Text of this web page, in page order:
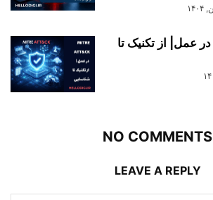
MITRE ATT&CK در عمل| از تکنیک تا
NO COMMENTS
LEAVE A REPLY